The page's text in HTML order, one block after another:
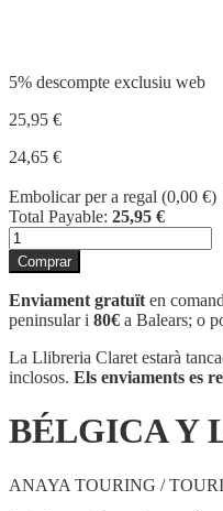
5% descompte exclusiu web
25,95 €
24,65 €
Embolicar per a regal (0,00 €)
Total Payable: 25,95 €
quantitat
de
BÉLGICA
Y
LUXEMBURGO
Comprar
Enviament gratuït en
peninsular i 80€ a Balears; o
La Llibreria Claret estarà
inclosos. Els enviaments es
BÉLGICA Y
ANAYA TOURING /